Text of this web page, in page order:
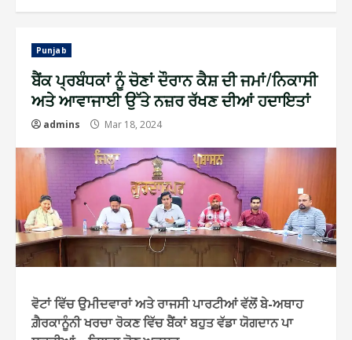
Punjab
ਬੈਂਕ ਪ੍ਰਬੰਧਕਾਂ ਨੂੰ ਚੋਣਾਂ ਦੌਰਾਨ ਕੈਸ਼ ਦੀ ਜਮਾਂ/ਨਿਕਾਸੀ
ਅਤੇ ਆਵਾਜਾਈ ਉੱਤੇ ਨਜ਼ਰ ਰੱਖਣ ਦੀਆਂ ਹਦਾਇਤਾਂ
admins Mar 18, 2024
ਵੋਟਾਂ ਵਿੱਚ ਉਮੀਦਵਾਰਾਂ ਅਤੇ ਰਾਜਸੀ ਪਾਰਟੀਆਂ ਵੱਲੋਂ ਬੇ-ਅਥਾਹ
ਗ਼ੈਰਕਾਨੂੰਨੀ ਖਰਚਾ ਰੋਕਣ ਵਿੱਚ ਬੈਂਕਾਂ ਬਹੁਤ ਵੱਡਾ ਯੋਗਦਾਨ ਪਾ